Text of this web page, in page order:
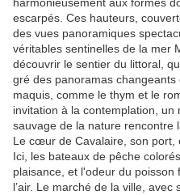
escarpés. Ces hauteurs,
des vues panoramiques
véritables sentinelles de la mer
découvrir le sentier du littoral,
gré des panoramas
maquis, comme le thym et le
invitation à la contemplation,
sauvage de la nature rencontre
Le cœur de Cavalaire, son port,
Ici, les bateaux de pêche
plaisance, et l'odeur du
l’air. Le marché de la ville,